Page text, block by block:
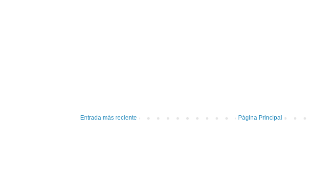
Entrada más reciente Página Principal